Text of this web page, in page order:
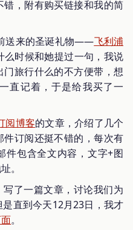
，附有购买链接和我的简
送来的圣诞礼物——飞利浦
么时候和她提过一句，我说
旅行什么的不方便带，想
直记着，于是给我买了一
阅博客的文章，介绍了几个
订阅还挺不错的，每次有
件包含全文内容，文字+图
。
了一篇文章，讨论我们为
直到今天12月23日，我才
。